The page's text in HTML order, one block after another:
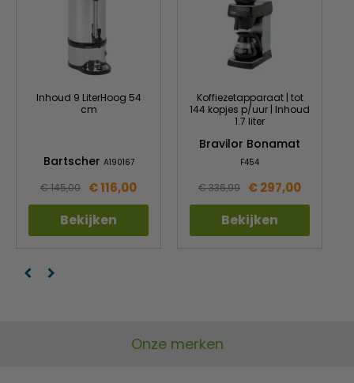
Inhoud 9 LiterHoog 54
cm
Bartscher A190167
€ 145,00 € 116,00
Bekijken
Koffiezetapparaat | tot
144 kopjes p/uur | Inhoud
1.7 liter
Bravilor Bonamat
F454
€ 336,99 € 297,00
Bekijken
Onze merken